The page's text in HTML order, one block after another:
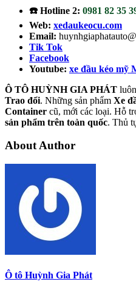
☎️ Hotline 2: 0981 82 35
Web: xedaukeocu.com
Email:
Tik Tok
Facebook
Youtube: xe đầu kéo mỹ
Ô TÔ HUỲNH GIA PHÁT
Trao đổi. Những sản phẩm Xe
Container cũ, mới các loại. Hỗ
sản phẩm trên toàn quốc. Thủ
About Author
Ô tô Huỳnh Gia Phát